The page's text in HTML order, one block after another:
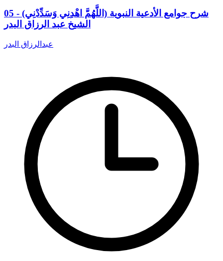
05 - شرح جوامع الأدعية النبوية (اللَّهُمَّ اهْدِنِي وَسَدِّدْنِي)
الشيخ عبد الرزاق البدر
عبدالرزاق البدر